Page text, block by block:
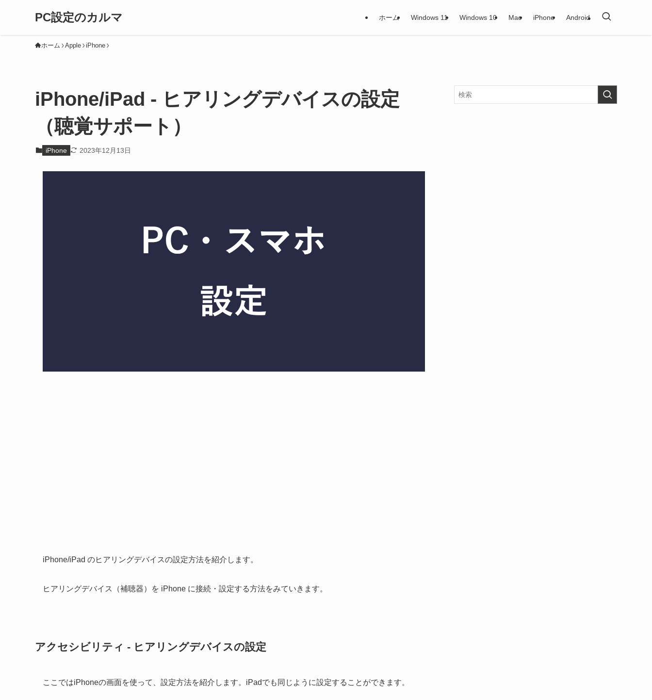
PC設定のカルマ ホーム Windows 11 Windows 10 Mac iPhone Android
ホーム Apple iPhone
iPhone/iPad - ヒアリングデバイスの設定
（聴覚サポート）
iPhone 2023年12月13日
iPhone/iPad のヒアリングデバイスの設定方法を紹介します。
ヒアリングデバイス（補聴器）を iPhone に接続・設定する方法をみていきます。
アクセシビリティ - ヒアリングデバイスの設定
ここではiPhoneの画面を使って、設定方法を紹介します。iPadでも同じように設定することができます。